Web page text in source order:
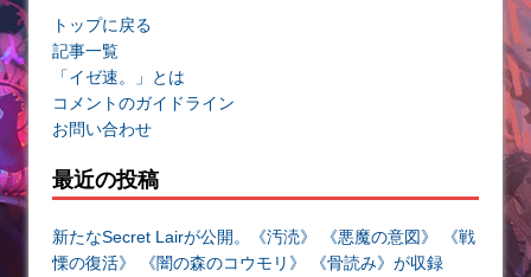
トップに戻る
記事一覧
「イゼ速。」とは
コメントのガイドライン
お問い合わせ
最近の投稿
新たなSecret Lairが公開。《汚涜》 《悪魔の意図》 《戦
慄の復活》 《闇の森のコウモリ》 《骨読み》が収録